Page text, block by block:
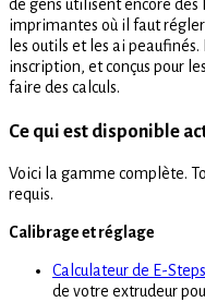
de gens utilisent encore des
imprimantes où il faut
les outils et les ai
inscription, et conçus pour
faire des calculs.
Ce qui est disponible
Voici la gamme complète.
requis.
Calibrage et réglage
Calculateur de E-Steps
de votre extrudeur